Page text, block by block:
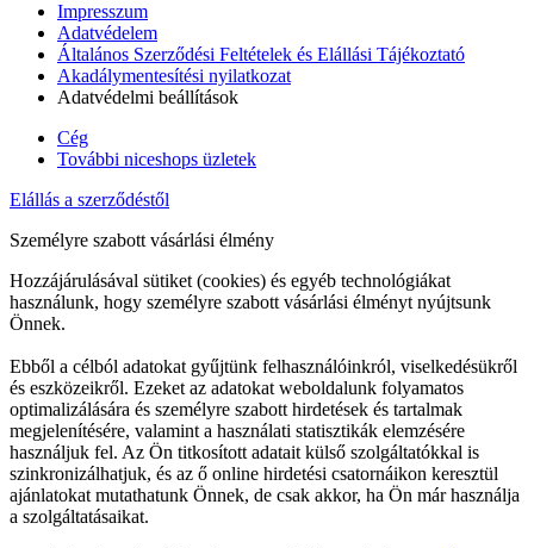
Impresszum
Adatvédelem
Általános Szerződési Feltételek és Elállási Tájékoztató
Akadálymentesítési nyilatkozat
Adatvédelmi beállítások
Cég
További niceshops üzletek
Elállás a szerződéstől
Személyre szabott vásárlási élmény
Hozzájárulásával sütiket (cookies) és egyéb technológiákat
használunk, hogy személyre szabott vásárlási élményt nyújtsunk
Önnek.
Ebből a célból adatokat gyűjtünk felhasználóinkról, viselkedésükről
és eszközeikről. Ezeket az adatokat weboldalunk folyamatos
optimalizálására és személyre szabott hirdetések és tartalmak
megjelenítésére, valamint a használati statisztikák elemzésére
használjuk fel. Az Ön titkosított adatait külső szolgáltatókkal is
szinkronizálhatjuk, és az ő online hirdetési csatornáikon keresztül
ajánlatokat mutathatunk Önnek, de csak akkor, ha Ön már használja
a szolgáltatásaikat.